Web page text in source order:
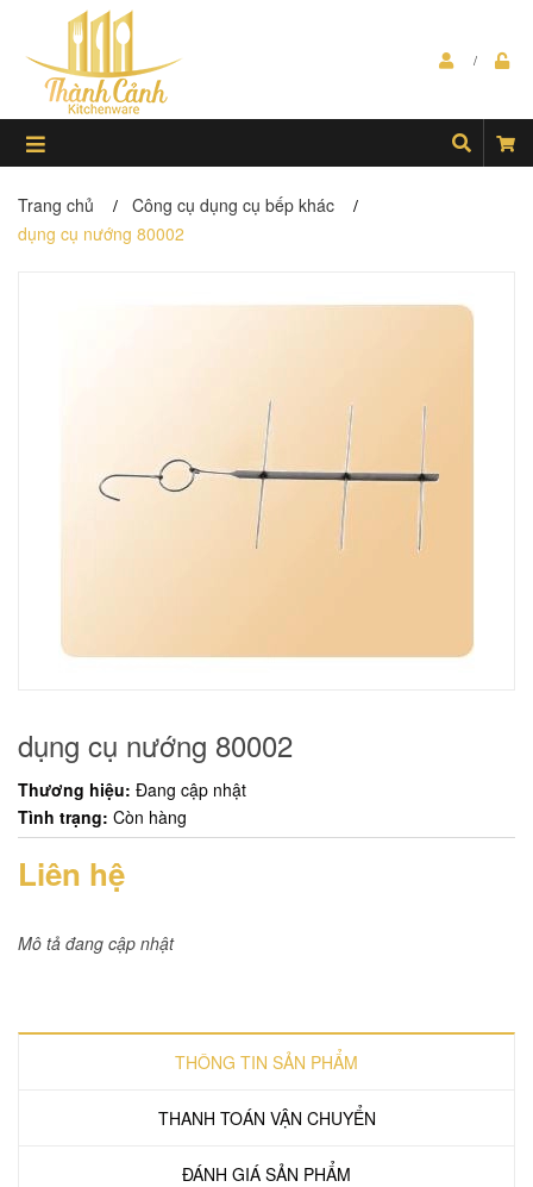
Trang chủ / Công cụ dụng cụ bếp khác /
dụng cụ nướng 80002
dụng cụ nướng 80002
Thương hiệu: Đang cập nhật
Tình trạng: Còn hàng
Liên hệ
Mô tả đang cập nhật
THÔNG TIN SẢN PHẨM
THANH TOÁN VẬN CHUYỂN
ĐÁNH GIÁ SẢN PHẨM